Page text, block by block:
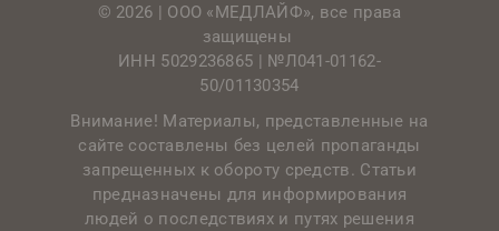
© 2026 | ООО «МЕДЛАЙФ», все права
защищены
ИНН 5029236865 | №Л041-01162-
50/01130354
Внимание! Материалы, представленные на
сайте составлены без целей пропаганды
запрещенных к обороту средств. Статьи
предназначены для информирования
людей о последствиях и путях решения